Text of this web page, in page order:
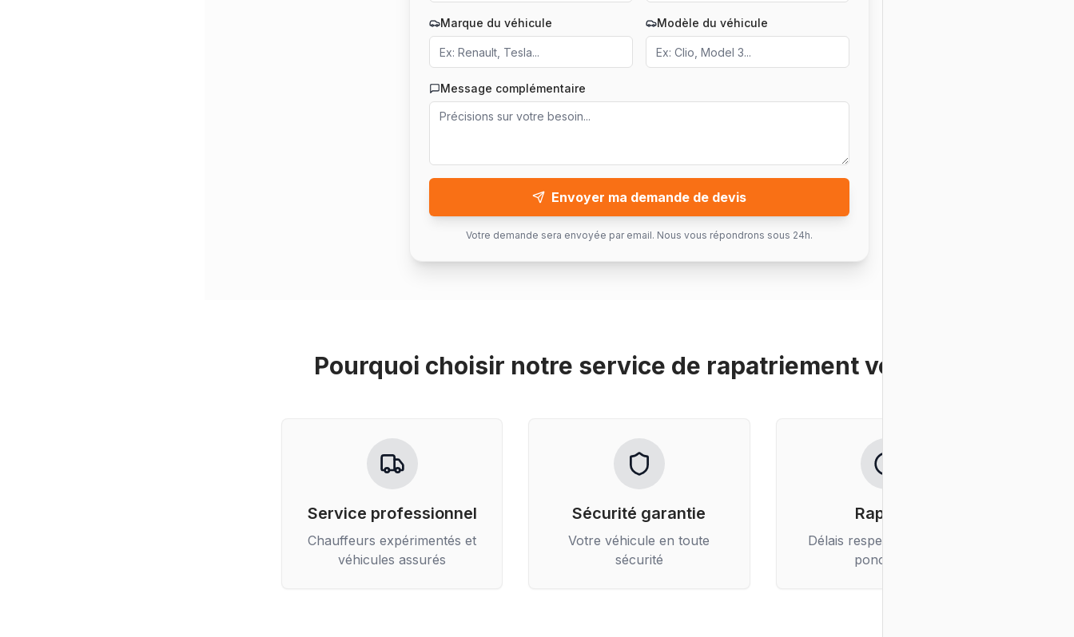
Marque du véhicule Modèle du véhicule
Message complémentaire
Envoyer ma demande de devis
Votre demande sera envoyée par email. Nous vous répondrons sous 24h.
Pourquoi choisir notre service de rapatriement voiture
Service professionnel
Chauffeurs expérimentés et
véhicules assurés
Sécurité garantie
Votre véhicule en toute
sécurité
Rapidité
Délais respectés, livraison
ponctuelle